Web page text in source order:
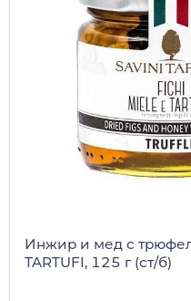
Инжир и мед с
TARTUFI, 125 г (ст/б)